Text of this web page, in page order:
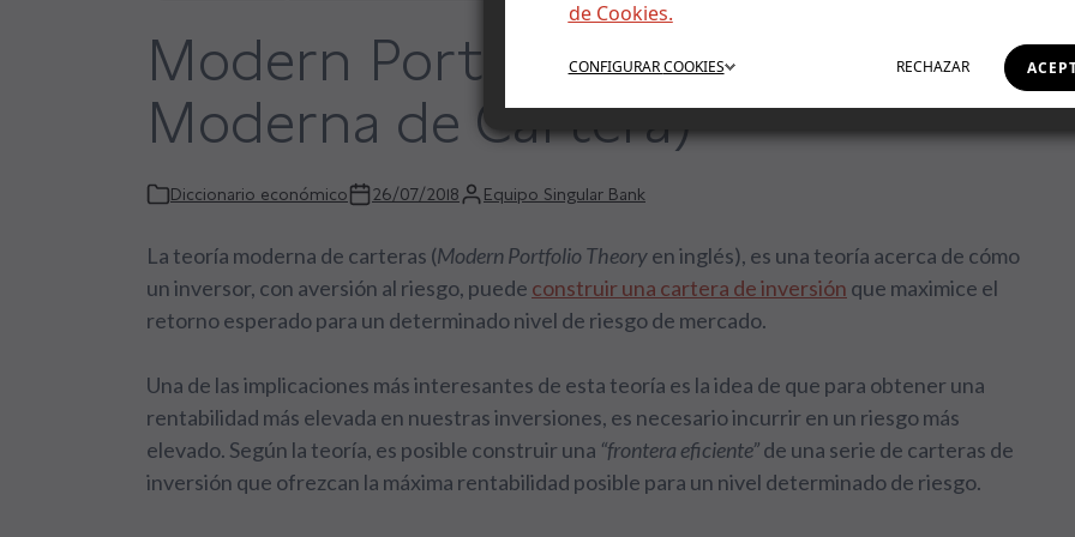
de Cookies.
RECHAZAR
CONFIGURARCOOKIES
Modern Portfolio Theory (Teoría
Moderna de Cartera)
Diccionario económico 26/07/2018 Equipo Singular Bank
La teoría moderna de carteras (Modern Portfolio Theoryen inglés), es una teoría acerca de cómo
un inversor, con aversión al riesgo, puede construir una cartera de inversión que maximice el
retorno esperado para un determinado nivel de riesgo de mercado.
Una de las implicaciones más interesantes de esta teoría es la idea de que para obtener una
rentabilidad más elevada en nuestras inversiones, es necesario incurrir en un riesgo más
elevado. Según la teoría, es posible construir una “frontera eficiente”de una serie de carteras de
inversión que ofrezcan la máxima rentabilidad posible para un nivel determinado de riesgo.